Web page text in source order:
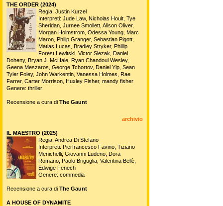
THE ORDER (2024)
Regia: Justin Kurzel
Interpreti: Jude Law, Nicholas Hoult, Tye
Sheridan, Jurnee Smollett, Alison Oliver,
Morgan Holmstrom, Odessa Young, Marc
Maron, Philip Granger, Sebastian Pigott,
Matias Lucas, Bradley Stryker, Phillip
Forest Lewitski, Victor Slezak, Daniel
Doheny, Bryan J. McHale, Ryan Chandoul Wesley,
Geena Meszaros, George Tchortov, Daniel Yip, Sean
Tyler Foley, John Warkentin, Vanessa Holmes, Rae
Farrer, Carter Morrison, Huxley Fisher, mandy fisher
Genere: thriller
Recensione a cura di The Gaunt
archivio
IL MAESTRO (2025)
Regia: Andrea Di Stefano
Interpreti: Pierfrancesco Favino, Tiziano
Menichelli, Giovanni Ludeno, Dora
Romano, Paolo Briguglia, Valentina Bellè,
Edwige Fenech
Genere: commedia
Recensione a cura di The Gaunt
A HOUSE OF DYNAMITE